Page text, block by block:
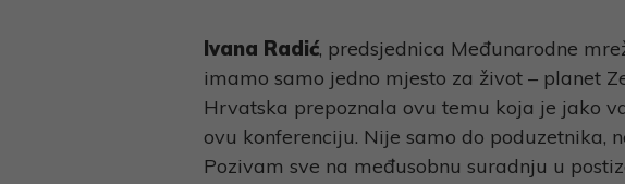
Ivana Radić, predsjednica Međunarodne
imamo samo jedno mjesto za život – planet
Hrvatska prepoznala ovu temu koja je jako
ovu konferenciju. Nije samo do poduzetnika,
Pozivam sve na međusobnu suradnju u